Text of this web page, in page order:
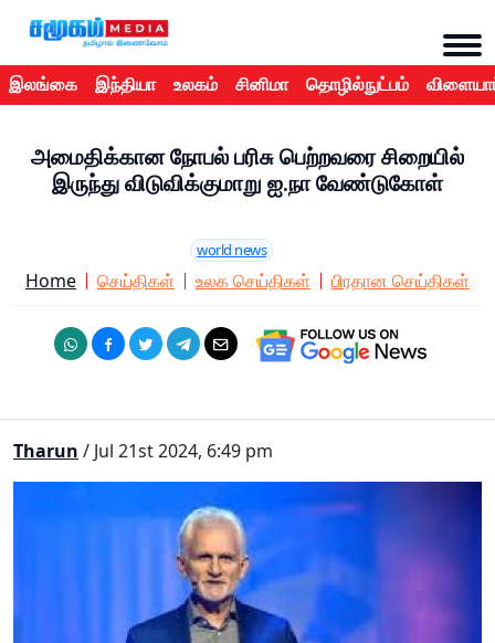
இலங்கை இந்தியா உலகம் சினிமா தொழில்நுட்பம்
அமைதிக்கான நோபல் பரிசு பெற்றவரை சிறையில்
இருந்து விடுவிக்குமாறு ஐ.நா வேண்டுகோள்
world news
Home செய்திகள் உலக செய்திகள் பிரதான செய்திகள்
Tharun / Jul 21st 2024, 6:49 pm